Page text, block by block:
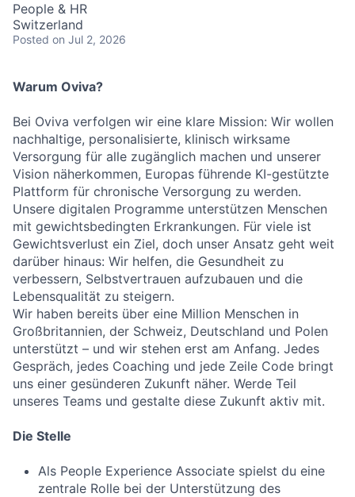
People & HR
Switzerland
Posted on Jul 2, 2026
Warum Oviva?
Bei Oviva verfolgen wir eine klare Mission: Wir wollen
nachhaltige, personalisierte, klinisch wirksame
Versorgung für alle zugänglich machen und unserer
Vision näherkommen, Europas führende KI-gestützte
Plattform für chronische Versorgung zu werden.
Unsere digitalen Programme unterstützen Menschen
mit gewichtsbedingten Erkrankungen. Für viele ist
Gewichtsverlust ein Ziel, doch unser Ansatz geht weit
darüber hinaus: Wir helfen, die Gesundheit zu
verbessern, Selbstvertrauen aufzubauen und die
Lebensqualität zu steigern.
Wir haben bereits über eine Million Menschen in
Großbritannien, der Schweiz, Deutschland und Polen
unterstützt – und wir stehen erst am Anfang. Jedes
Gespräch, jedes Coaching und jede Zeile Code bringt
uns einer gesünderen Zukunft näher. Werde Teil
unseres Teams und gestalte diese Zukunft aktiv mit.
Die Stelle
Als People Experience Associate spielst du eine
zentrale Rolle bei der Unterstützung des